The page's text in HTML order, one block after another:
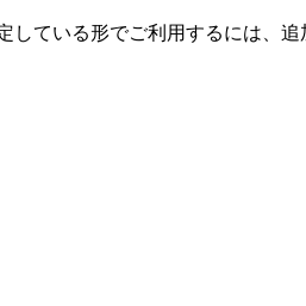
ている形でご利用するには、追